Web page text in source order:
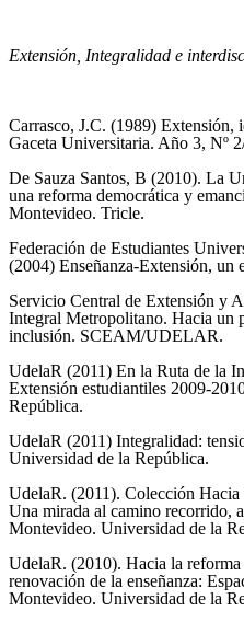
Extensión, Integralidad e
Carrasco, J.C. (1989) Extensión,
Gaceta Universitaria. Año 3, Nº
De Sauza Santos, B (2010). La
una reforma democrática y
Montevideo. Tricle.
Federación de Estudiantes
(2004) Enseñanza-Extensión, un
Servicio Central de Extensión y
Integral Metropolitano. Hacia un
inclusión. SCEAM/UDELAR.
UdelaR (2011) En la Ruta de la
Extensión estudiantiles 2009-
República.
UdelaR (2011) Integralidad:
Universidad de la República.
UdelaR. (2011). Colección
Una mirada al camino recorrido,
Montevideo. Universidad de la
UdelaR. (2010). Hacia la
renovación de la enseñanza:
Montevideo. Universidad de la